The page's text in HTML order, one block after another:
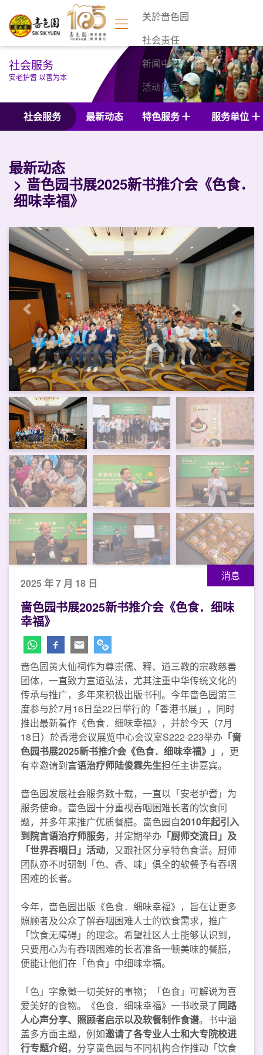
关於啬色园
社会责任
新闻中心
活动日志
联络我们
社会服务
安老护耆 以善为本
社会服务 最新动态 特色服务 服务单位
最新动态
啬色园书展2025新书推介会《色食．
细味幸福》
上一页 下一页
消息
2025 年 7 月 18 日
啬色园书展2025新书推介会《色食．细味
幸福》
啬色园黄大仙祠作为尊崇儒、释、道三教的宗教慈善
团体，一直致力宣道弘法，尤其注重中华传统文化的
传承与推广，多年来积极出版书刊。今年啬色园第三
度参与於7月16日至22日举行的「香港书展」，同时
推出最新着作《色食．细味幸福》，并於今天（7月
18日）於香港会议展览中心会议室S222-223举办 「啬
色园书展2025新书推介会《色食．细味幸福》」 ，更
有幸邀请到言语治疗师陆俊霖先生担任主讲嘉宾。
啬色园发展社会服务数十载，一直以「安老护耆」为
服务使命。啬色园十分重视吞咽困难长者的饮食问
题，并多年来推广优质餐膳。啬色园自2010年起引入
到院言语治疗师服务，并定期举办 「厨师交流日」及
「世界吞咽日」活动，又跟社区分享特色食谱。厨师
团队亦不时研制「色、香、味」俱全的软餐予有吞咽
困难的长者。
今年，啬色园出版《色食．细味幸福》，旨在让更多
照顾者及公众了解吞咽困难人士的饮食需求，推广
「饮食无障碍」的理念。希望社区人士能够认识到，
只要用心为有吞咽困难的长者准备一顿美味的餐膳，
便能让他们在「色食」中细味幸福。
「色」字象徵一切美好的事物；「色食」可解说为喜
爱美好的食物。《色食．细味幸福》一书收录了同路
人心声分享、照顾者启示以及软餐制作食谱。书中涵
盖多方面主题，例如邀请了各专业人士和大专院校进
行专题介绍，分享啬色园与不同机构合作推动「饮食